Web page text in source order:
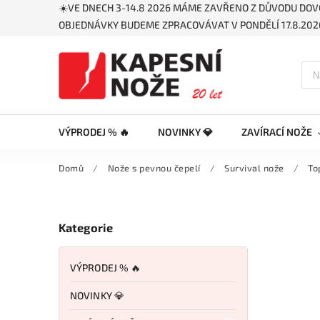
☀️VE DNECH 3-14.8 2026 MÁME ZAVŘENO Z DŮVODU
OBJEDNÁVKY BUDEME ZPRACOVÁVAT V PONDĚLÍ
VÝPRODEJ % 🔥 NOVINKY 💎 ZAVÍRACÍ NOŽE
Domů / Nože s pevnou čepelí / Survival nože /
Kategorie
VÝPRODEJ % 🔥
NOVINKY 💎